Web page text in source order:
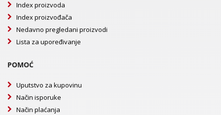
Index proizvoda
Index proizvođača
Nedavno pregledani proizvodi
Lista za upoređivanje
POMOĆ
Uputstvo za kupovinu
Način isporuke
Način plaćanja